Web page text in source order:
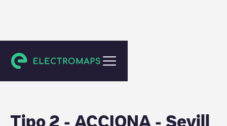
Sevilla
Tipo 2 - ACCIONA - Sevill